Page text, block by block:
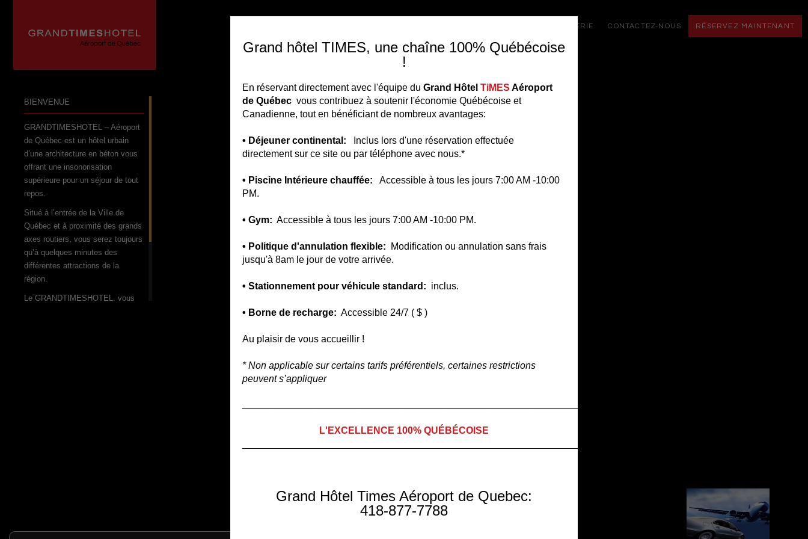
GALERIE CONTACTEZ-NOUS RÉSERVEZ MAINTENANT
BIENVENUE
GRANDTIMESHOTEL – Aéroport
de Québec est un hôtel urbain
d’une architecture en béton vous
offrant une insonorisation
supérieure pour un séjour de tout
repos.
Situé à l’entrée de la Ville de
Québec et à proximité des grands
axes routiers, vous serez toujours
qu’à quelques minutes des
différentes attractions de la
région.
Le GRANDTIMESHOTEL, vous
Grand hôtel TIMES, une chaîne 100% Québécoise
!
En réservant directement avec l'équipe duGrand HôtelTiMES Aéroport
de Québec vous contribuez à soutenir l'économie Québécoise et
Canadienne, tout en bénéficiant de nombreux avantages:
• Déjeuner continental:
Inclus lors d'une réservation effectuée
directement sur ce site ou par téléphone avec nous.*
• Piscine Intérieure chauffée:
Accessible à tous les jours 7:00 AM -10:00
PM.
• Gym: Accessible à tous les jours 7:00 AM -10:00 PM.
• Politique d'annulation flexible:
Modification ou annulation sans frais
jusqu'à 8am le jour de votre arrivée.
• Stationnement pour véhicule standard: inclus.
• Borne de recharge: Accessible 24/7 ( $ )
Au plaisir de vous accueillir !
* Non applicable sur certains tarifs préférentiels, certaines restrictions
peuvent s’appliquer
L'EXCELLENCE 100% QUÉBÉCOISE
Grand Hôtel Times Aéroport de Quebec:
418-877-7788